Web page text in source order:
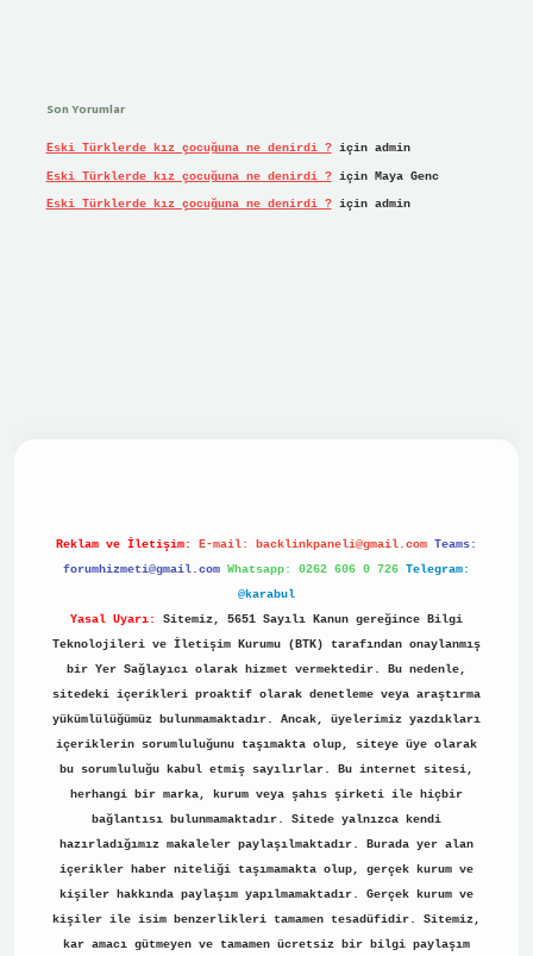
Son Yorumlar
Eski Türklerde kız çocuğuna ne denirdi ?için admin
Eski Türklerde kız çocuğuna ne denirdi ?için Maya Genc
Eski Türklerde kız çocuğuna ne denirdi ?için admin
Reklam ve İletişim: E-mail: backlinkpaneli@gmail.com Teams:
forumhizmeti@gmail.com Whatsapp: 0262 606 0 726 Telegram:
@karabul
Yasal Uyarı:
Sitemiz, 5651 Sayılı Kanun gereğince Bilgi
Teknolojileri ve İletişim Kurumu (BTK) tarafından onaylanmış
bir Yer Sağlayıcı olarak hizmet vermektedir. Bu nedenle,
sitedeki içerikleri proaktif olarak denetleme veya araştırma
yükümlülüğümüz bulunmamaktadır. Ancak, üyelerimiz yazdıkları
içeriklerin sorumluluğunu taşımakta olup, siteye üye olarak
bu sorumluluğu kabul etmiş sayılırlar. Bu internet sitesi,
herhangi bir marka, kurum veya şahıs şirketi ile hiçbir
bağlantısı bulunmamaktadır. Sitede yalnızca kendi
hazırladığımız makaleler paylaşılmaktadır. Burada yer alan
içerikler haber niteliği taşımamakta olup, gerçek kurum ve
kişiler hakkında paylaşım yapılmamaktadır. Gerçek kurum ve
kişiler ile isim benzerlikleri tamamen tesadüfidir. Sitemiz,
kar amacı gütmeyen ve tamamen ücretsiz bir bilgi paylaşım